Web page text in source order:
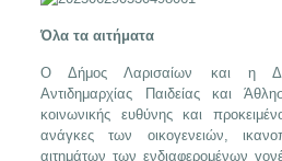
Όλα τα αιτήματα
Ο Δήμος Λαρισαίων και η
Αντιδημαρχίας Παιδείας και
κοινωνικής ευθύνης και
ανάγκες των οικογενειών,
αιτημάτων των ενδιαφερομένων